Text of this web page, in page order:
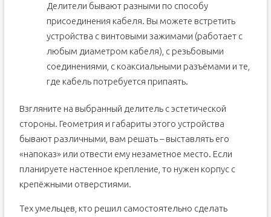
Делители бывают разными по способу
присоединения кабеля. Вы можете встретить
устройства с винтовыми зажимами (работает с
любым диаметром кабеля), с резьбовыми
соединениями, с коаксиальными разъёмами и те,
где кабель потребуется припаять.
Взгляните на выбранный делитель с эстетической
стороны. Геометрия и габариты этого устройства
бывают различными, вам решать – выставлять его
«напоказ» или отвести ему незаметное место. Если
планируете настенное крепление, то нужен корпус с
крепёжными отверстиями.
Тех умельцев, кто решил самостоятельно сделать